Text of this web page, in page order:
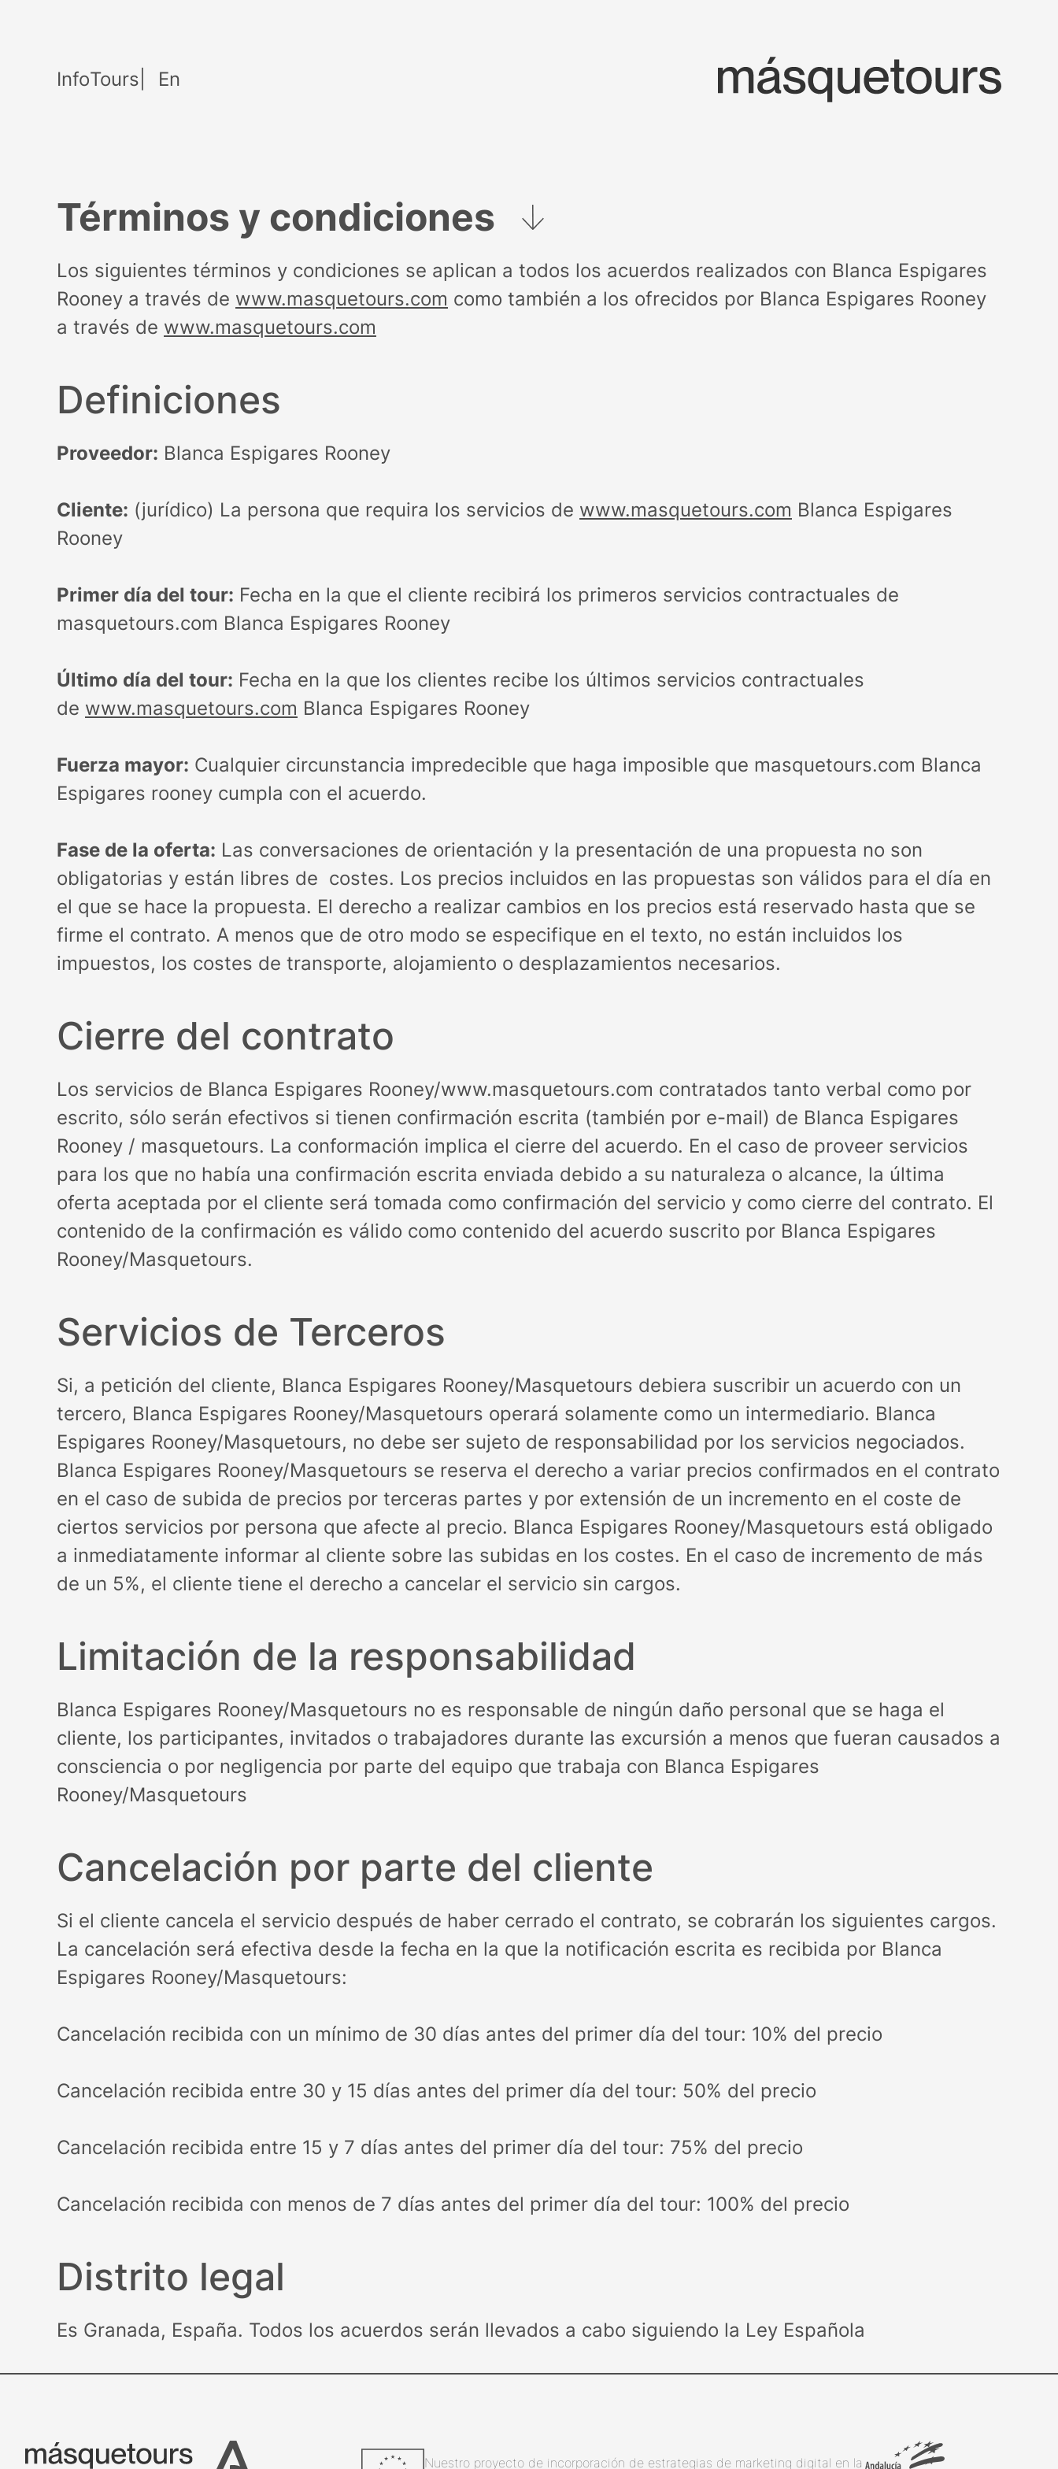
InfoTours En
Términos y condiciones
Los siguientes términos y condiciones se aplican a todos los acuerdos realizados con Blanca Espigares
Rooney a través de www.masquetours.com como también a los ofrecidos por Blanca Espigares Rooney
a través de www.masquetours.com
Definiciones
Proveedor: Blanca Espigares Rooney
Cliente: (jurídico) La persona que requira los servicios de www.masquetours.com Blanca Espigares
Rooney
Primer día del tour: Fecha en la que el cliente recibirá los primeros servicios contractuales de
masquetours.com Blanca Espigares Rooney
Último día del tour: Fecha en la que los clientes recibe los últimos servicios contractuales
de www.masquetours.com Blanca Espigares Rooney
Fuerza mayor: Cualquier circunstancia impredecible que haga imposible que masquetours.com Blanca
Espigares rooney cumpla con el acuerdo.
Fase de la oferta: Las conversaciones de orientación y la presentación de una propuesta no son
obligatorias y están libres de costes. Los precios incluidos en las propuestas son válidos para el día en
el que se hace la propuesta. El derecho a realizar cambios en los precios está reservado hasta que se
firme el contrato. A menos que de otro modo se especifique en el texto, no están incluidos los
impuestos, los costes de transporte, alojamiento o desplazamientos necesarios.
Cierre del contrato
Los servicios de Blanca Espigares Rooney/www.masquetours.com contratados tanto verbal como por
escrito, sólo serán efectivos si tienen confirmación escrita (también por e-mail) de Blanca Espigares
Rooney / masquetours. La conformación implica el cierre del acuerdo. En el caso de proveer servicios
para los que no había una confirmación escrita enviada debido a su naturaleza o alcance, la última
oferta aceptada por el cliente será tomada como confirmación del servicio y como cierre del contrato. El
contenido de la confirmación es válido como contenido del acuerdo suscrito por Blanca Espigares
Rooney/Masquetours.
Servicios de Terceros
Si, a petición del cliente, Blanca Espigares Rooney/Masquetours debiera suscribir un acuerdo con un
tercero, Blanca Espigares Rooney/Masquetours operará solamente como un intermediario. Blanca
Espigares Rooney/Masquetours, no debe ser sujeto de responsabilidad por los servicios negociados.
Blanca Espigares Rooney/Masquetours se reserva el derecho a variar precios confirmados en el contrato
en el caso de subida de precios por terceras partes y por extensión de un incremento en el coste de
ciertos servicios por persona que afecte al precio. Blanca Espigares Rooney/Masquetours está obligado
a inmediatamente informar al cliente sobre las subidas en los costes. En el caso de incremento de más
de un 5%, el cliente tiene el derecho a cancelar el servicio sin cargos.
Limitación de la responsabilidad
Blanca Espigares Rooney/Masquetours no es responsable de ningún daño personal que se haga el
cliente, los participantes, invitados o trabajadores durante las excursión a menos que fueran causados a
consciencia o por negligencia por parte del equipo que trabaja con Blanca Espigares
Rooney/Masquetours
Cancelación por parte del cliente
Si el cliente cancela el servicio después de haber cerrado el contrato, se cobrarán los siguientes cargos.
La cancelación será efectiva desde la fecha en la que la notificación escrita es recibida por Blanca
Espigares Rooney/Masquetours:
Cancelación recibida con un mínimo de 30 días antes del primer día del tour: 10% del precio
Cancelación recibida entre 30 y 15 días antes del primer día del tour: 50% del precio
Cancelación recibida entre 15 y 7 días antes del primer día del tour: 75% del precio
Cancelación recibida con menos de 7 días antes del primer día del tour: 100% del precio
Distrito legal
Es Granada, España. Todos los acuerdos serán llevados a cabo siguiendo la Ley Española
Nuestro proyecto de incorporación de estrategias de marketing digital en la